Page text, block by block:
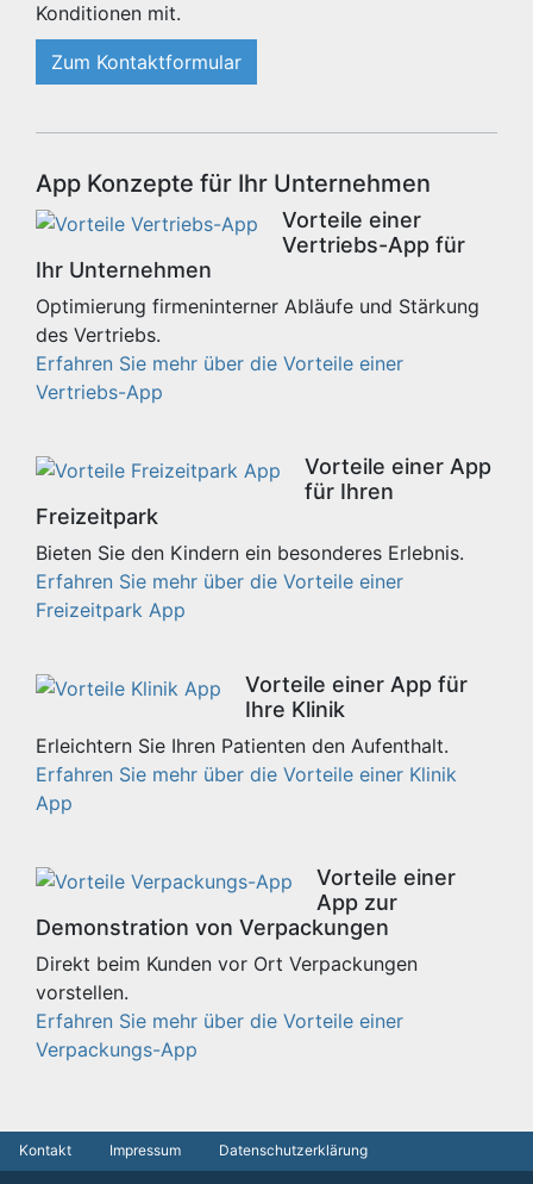
Konditionen mit.
Zum Kontaktformular
App Konzepte für Ihr Unternehmen
Vorteile einer
Vertriebs-App für
Ihr Unternehmen
Optimierung firmeninterner Abläufe und Stärkung
des Vertriebs.
Erfahren Sie mehr über die Vorteile einer
Vertriebs-App
Vorteile einer App
für Ihren
Freizeitpark
Bieten Sie den Kindern ein besonderes Erlebnis.
Erfahren Sie mehr über die Vorteile einer
Freizeitpark App
Vorteile einer App für
Ihre Klinik
Erleichtern Sie Ihren Patienten den Aufenthalt.
Erfahren Sie mehr über die Vorteile einer Klinik
App
Vorteile einer
App zur
Demonstration von Verpackungen
Direkt beim Kunden vor Ort Verpackungen
vorstellen.
Erfahren Sie mehr über die Vorteile einer
Verpackungs-App
Kontakt Impressum Datenschutzerklärung